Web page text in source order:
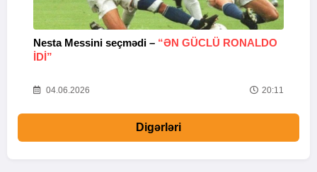
Nesta Messini seçmədi – “ƏN GÜCLÜ RONALDO
IDI”
04.06.2026 20:11
Digərləri